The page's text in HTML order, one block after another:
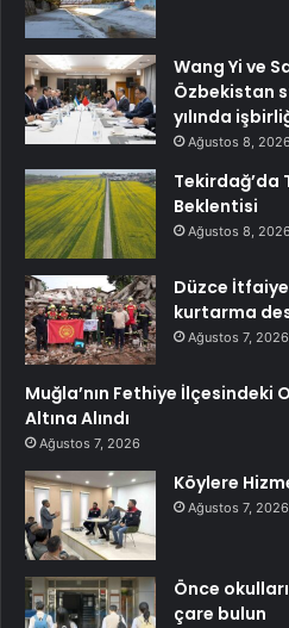
Wang Yi ve
Özbekistan
yılında
Ağustos 8, 2026
Tekirdağ’da
Beklentisi
Ağustos 8, 2026
Düzce
kurtarma
Ağustos 7, 2026
Muğla’nın Fethiye İlçesindeki
Altına Alındı
Ağustos 7, 2026
Köylere
Ağustos 7, 2026
Önce
çare bulun